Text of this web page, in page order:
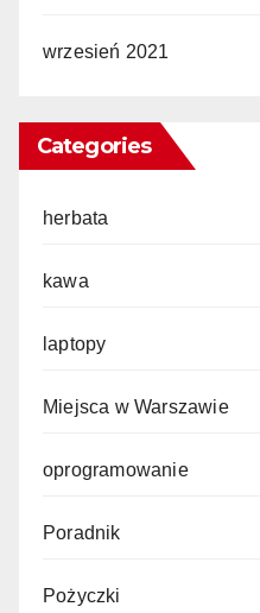
wrzesień 2021
Categories
herbata
kawa
laptopy
Miejsca w Warszawie
oprogramowanie
Poradnik
Pożyczki